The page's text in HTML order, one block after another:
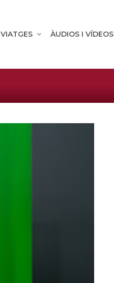
VIATGES ÀUDIOS I VÍDEOS